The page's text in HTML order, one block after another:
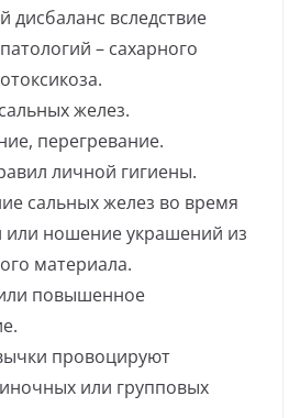
дисбаланс вследствие
– сахарного
желез.
перегревание.
личной гигиены.
сальных желез во время
или ношение украшений из
материала.
повышенное
провоцируют
или групповых